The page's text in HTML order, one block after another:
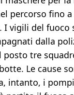
percorso fino a
I vigili del fuoco
dalla
posto tre
Le cause
intanto, i